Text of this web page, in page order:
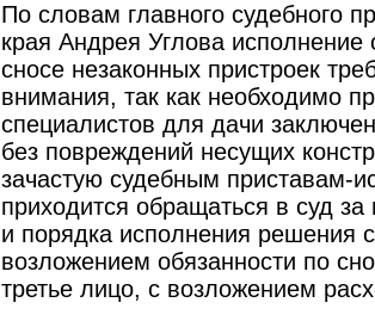
По словам главного судебного
края Андрея Углова
сносе незаконных пристроек
внимания, так как необходимо
специалистов для дачи
без повреждений несущих
зачастую судебным приставам-
приходится обращаться в суд
и порядка исполнения решения
возложением обязанности по
третье лицо, с возложением